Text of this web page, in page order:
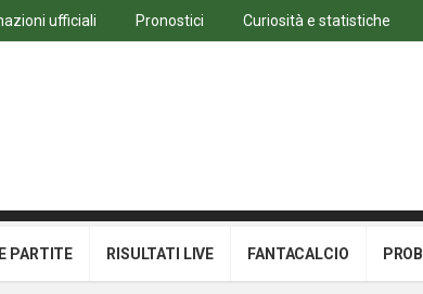
ufficiali Pronostici Curiosità e statistiche
PARTITE RISULTATI LIVE FANTACALCIO